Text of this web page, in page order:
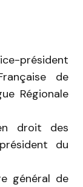
président
de
Régionale
droit des
du
général de